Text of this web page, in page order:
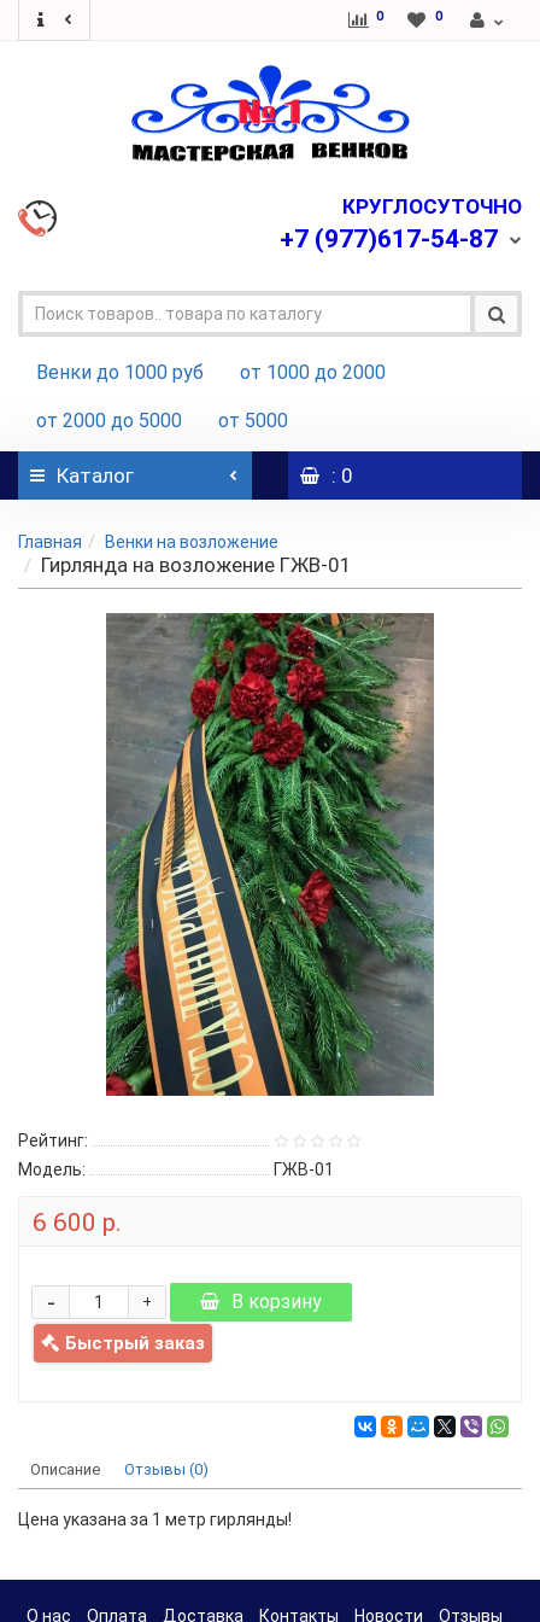
0 0
КРУГЛОСУТОЧНО
+7 (977)617-54-87
Венки до 1000 руб от 1000 до 2000
от 2000 до 5000 от 5000
Каталог : 0
Главная Венки на возложение
Гирлянда на возложение ГЖВ-01
Рейтинг:
Модель:
ГЖВ-01
6 600 р.
+
- В корзину
Быстрый заказ
Описание Отзывы (0)
Цена указана за 1 метр гирлянды!
О нас Оплата Доставка Контакты Новости Отзывы